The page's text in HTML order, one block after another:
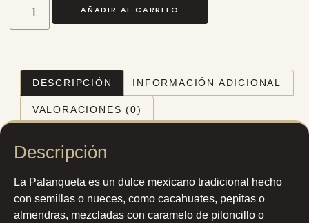
AÑADIR AL CARRITO
DESCRIPCIÓN INFORMACIÓN ADICIONAL
VALORACIONES (0)
Descripción
La Palanqueta es un dulce mexicano tradicional hecho
con semillas o nueces, como cacahuates, pepitas o
almendras, mezcladas con caramelo de piloncillo o